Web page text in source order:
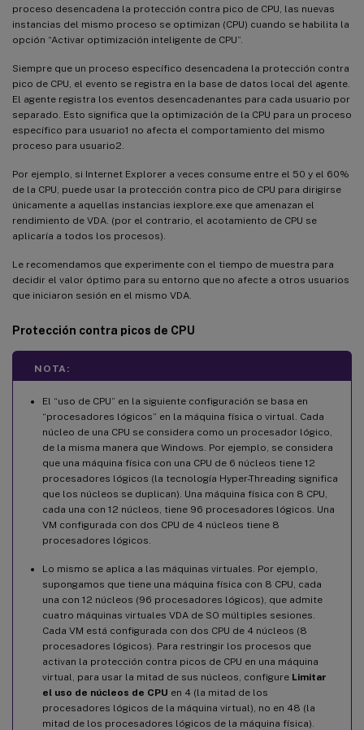
proceso desencadena la protección contra pico de CPU, las nuevas
instancias del mismo proceso se optimizan (CPU) cuando se habilita la
opción “Activar optimización inteligente de CPU”.
Siempre que un proceso específico desencadena la protección contra
pico de CPU, el evento se registra en la base de datos local del agente.
El agente registra los eventos desencadenantes para cada usuario por
separado. Esto significa que la optimización de la CPU para un proceso
específico para usuario1 no afecta el comportamiento del mismo
proceso para usuario2.
Por ejemplo, si Internet Explorer a veces consume entre el 50 y el 60%
de la CPU, puede usar la protección contra pico de CPU para dirigirse
únicamente a aquellas instancias iexplore.exe que amenazan el
rendimiento de VDA. (por el contrario, el acotamiento de CPU se
aplicaría a todos los procesos).
Le recomendamos que experimente con el tiempo de muestra para
decidir el valor óptimo para su entorno que no afecte a otros usuarios
que iniciaron sesión en el mismo VDA.
Protección contra picos de CPU
NOTA:
El “uso de CPU” en la siguiente configuración se basa en
“procesadores lógicos” en la máquina física o virtual. Cada
núcleo de una CPU se considera como un procesador lógico,
de la misma manera que Windows. Por ejemplo, se considera
que una máquina física con una CPU de 6 núcleos tiene 12
procesadores lógicos (la tecnología Hyper-Threading significa
que los núcleos se duplican). Una máquina física con 8 CPU,
cada una con 12 núcleos, tiene 96 procesadores lógicos. Una
VM configurada con dos CPU de 4 núcleos tiene 8
procesadores lógicos.
Lo mismo se aplica a las máquinas virtuales. Por ejemplo,
supongamos que tiene una máquina física con 8 CPU, cada
una con 12 núcleos (96 procesadores lógicos), que admite
cuatro máquinas virtuales VDA de SO múltiples sesiones.
Cada VM está configurada con dos CPU de 4 núcleos (8
procesadores lógicos). Para restringir los procesos que
activan la protección contra picos de CPU en una máquina
virtual, para usar la mitad de sus núcleos, configure Limitar
el uso de núcleos de CPU en 4 (la mitad de los
procesadores lógicos de la máquina virtual), no en 48 (la
mitad de los procesadores lógicos de la máquina física).